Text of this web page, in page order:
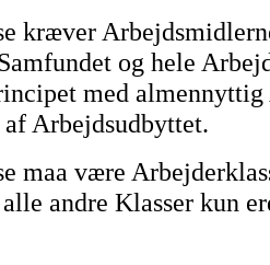
kræver
og hele
med almennyttig
Arbejdsudbyttet.
maa være
andre Klasser kun